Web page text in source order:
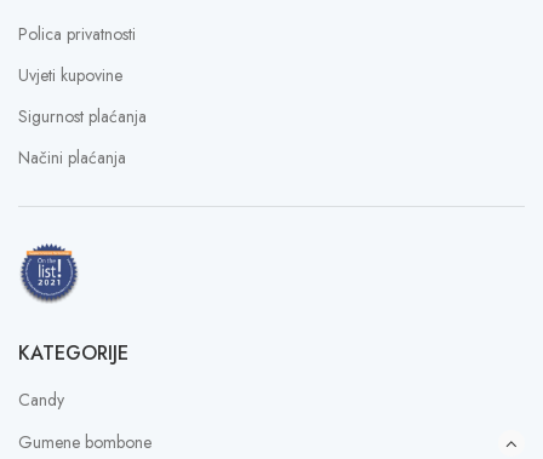
Polica privatnosti
Uvjeti kupovine
Sigurnost plaćanja
Načini plaćanja
KATEGORIJE
Candy
Gumene bombone